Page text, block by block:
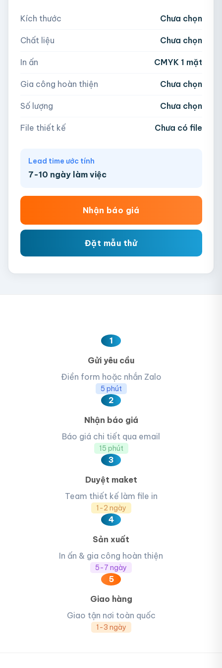
5,000
Hoặc nhập số lượng:
− + hộp
AI, PDF, EPS, PSD, PNG, JPG (tối đa 50MB)
Kích thước Chưa chọn
Chất liệu Chưa chọn
In ấn CMYK 1 mặt
Gia công hoàn thiện Chưa chọn
Số lượng Chưa chọn
File thiết kế Chưa có file
Lead time ước tính
7-10 ngày làm việc
Nhận báo giá
Đặt mẫu thử
1
Gửi yêu cầu
Điền form hoặc nhắn Zalo
5 phút
2
Nhận báo giá
Báo giá chi tiết qua email
15 phút
3
Duyệt maket
Team thiết kế làm file in
1-2 ngày
4
Sản xuất
In ấn & gia công hoàn thiện
5-7 ngày
5
Giao hàng
Giao tận nơi toàn quốc
1-3 ngày